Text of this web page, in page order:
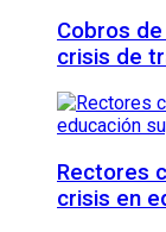
Cobros
crisis de
Rectores
crisis en